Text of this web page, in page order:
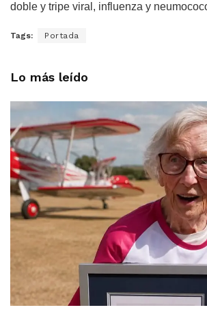
doble y tripe viral, influenza y
Tags: Portada
Lo más leído